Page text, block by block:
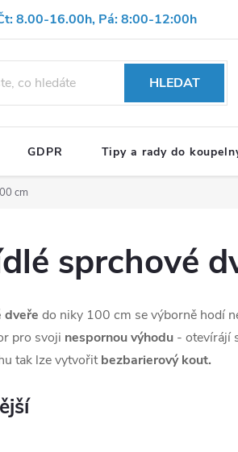
8.00-16.00h, Pá: 8:00-12:00h
Reklamační formulář OBCHODNÍ
HLEDAT
GDPR Tipy a rady do
cm
sprchové
dveře do niky 100 cm se výborně hodí
pro svoji nespornou výhodu - otevírájí
tak lze vytvořitbezbarierový kout.